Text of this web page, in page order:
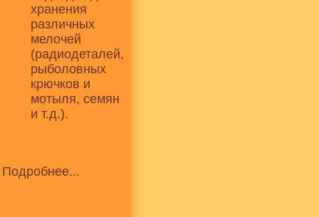
хранения
различных
мелочей
(радиодеталей,
рыболовных
крючков и
мотыля, семян
и т.д.).
Подробнее...